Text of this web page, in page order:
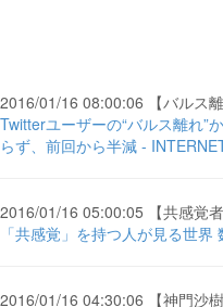
2016/01/16 08:00:06 【バルス離
Twitterユーザーの“バルス離れ”
らず、前回から半減 -
2016/01/16 05:00:05 【共感覚者
「共感覚」を持つ人が見る世
2016/01/16 04:30:06 【神門沙樹